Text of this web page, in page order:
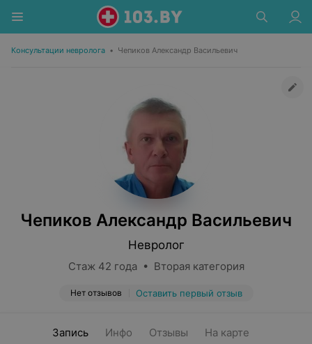
Консультации невролога • Чепиков Александр Васильевич
Чепиков Александр Васильевич
Невролог
Стаж 42 года • Вторая категория
Нет отзывов Оставить первый отзыв
Запись Инфо Отзывы На карте